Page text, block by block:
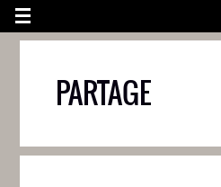
PARTAGE